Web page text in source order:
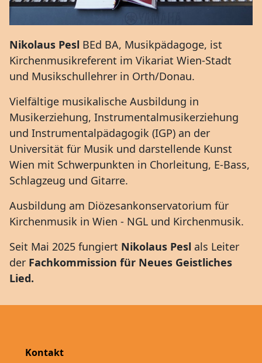
Nikolaus Pesl BEd BA, Musikpädagoge, ist
Kirchenmusikreferent im Vikariat Wien-Stadt
und Musikschullehrer in Orth/Donau.
Vielfältige musikalische Ausbildung in
Musikerziehung, Instrumentalmusikerziehung
und Instrumentalpädagogik (IGP) an der
Universität für Musik und darstellende Kunst
Wien mit Schwerpunkten in Chorleitung, E-Bass,
Schlagzeug und Gitarre.
Ausbildung am Diözesankonservatorium für
Kirchenmusik in Wien - NGL und Kirchenmusik.
Seit Mai 2025 fungiert Nikolaus Pesl als Leiter
der Fachkommission für Neues Geistliches
Lied.
Kontakt